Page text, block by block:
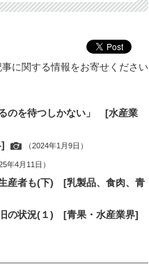
事に関する情報をお寄せください
のを待つしかない」 [水産業
（2024年1月9日）
年4月11日）
産者も(下) [乳製品、食肉、青
の状況(１) [青果・水産業界]